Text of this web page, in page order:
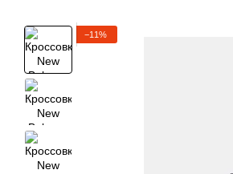
−11%